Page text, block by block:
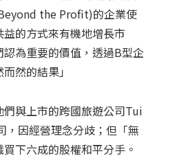
the Profit)的企業使
的方式來有機地增長市
為重要的價值，透過B型企
然的結果」
與上市的跨國旅遊公司Tui
，因經營理念分歧；但「無
下六成的股權和平分手。